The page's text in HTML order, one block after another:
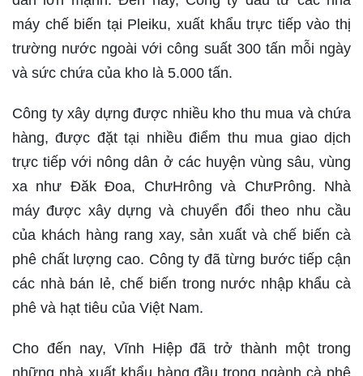
máy chế biến tại Pleiku, xuất khẩu trực tiếp vào thị
trường nước ngoài với công suất 300 tấn mỗi ngày
và sức chứa của kho là 5.000 tấn.
Công ty xây dựng được nhiều kho thu mua và chứa
hàng, được đặt tại nhiều điểm thu mua giao dịch
trực tiếp với nông dân ở các huyện vùng sâu, vùng
xa như Ðăk Ðoa, ChưHrông và ChưPrông. Nhà
máy được xây dựng và chuyển đổi theo nhu cầu
của khách hàng rang xay, sản xuất và chế biến cà
phê chất lượng cao. Công ty đã từng bước tiếp cận
các nhà bán lẻ, chế biến trong nước nhập khẩu cà
phê và hạt tiêu của Việt Nam.
Cho đến nay, Vĩnh Hiệp đã trở thành một trong
những nhà xuất khẩu hàng đầu trong ngành cà phê